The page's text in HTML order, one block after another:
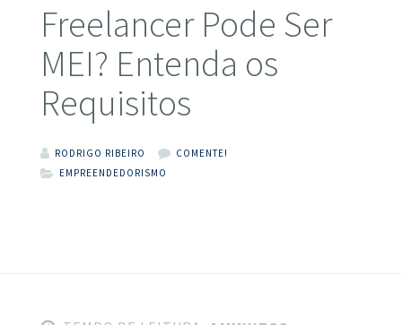
Freelancer Pode Ser
MEI? Entenda os
Requisitos
RODRIGO RIBEIRO
COMENTE!
EMPREENDEDORISMO